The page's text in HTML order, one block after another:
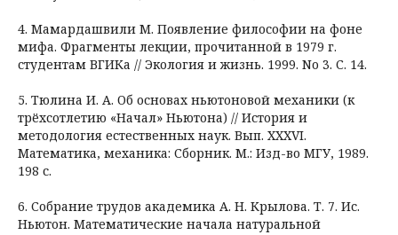
4. Мамардашвили М. Появление философии на фоне
мифа. Фрагменты лекции, прочитанной в 1979 г.
студентам ВГИКа // Экология и жизнь. 1999. No 3. С. 14.
5. Тюлина И. А. Об основах ньютоновой механики (к
трёхсотлетию «Начал» Ньютона) // История и
методология естественных наук. Вып. XXXVI.
Математика, механика: Сборник. М.: Изд-во МГУ, 1989.
198 с.
6. Собрание трудов академика А. Н. Крылова. Т. 7. Ис.
Ньютон. Математические начала натуральной